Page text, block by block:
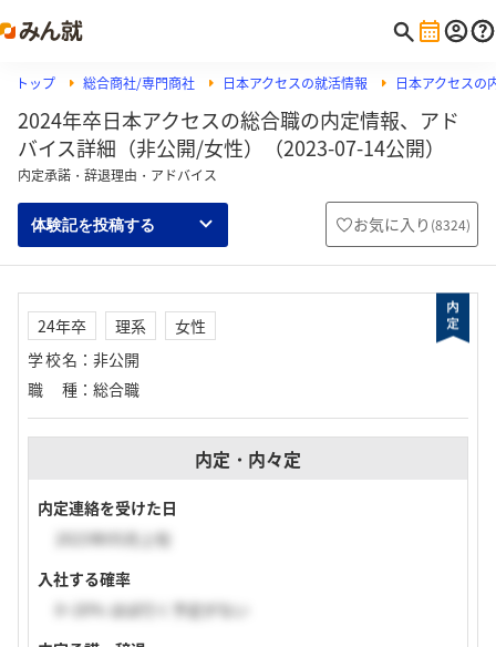
トップ 総合商社/専門商社 日本アクセスの就活情報 日本アクセスの
2024年卒日本アクセスの総合職の内定情報、アド
バイス詳細（非公開/女性）（2023-07-14公開）
内定承諾・辞退理由・アドバイス
体験記を投稿する お気に入り (8324)
24年卒 理系
女性
学校名 ： 非公開
職種 ： 総合職
内定・内々定
内定連絡を受けた日
2023年05月上旬
入社する確率
0~20% ほぼ行く予定がない